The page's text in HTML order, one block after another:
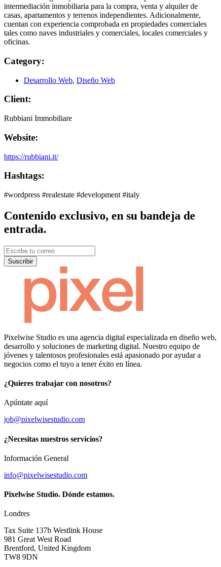
intermediación inmobiliaria para la compra, venta y alquiler de
casas, apartamentos y terrenos independientes. Adicionalmente,
cuentan con experiencia comprobada en propiedades comerciales
tales como naves industriales y comerciales, locales comerciales y
oficinas.
Category:
Desarrollo Web, Diseño Web
Client:
Rubbiani Immobiliare
Website:
https://rubbiani.it/
Hashtags:
#wordpress #realestate #development #italy
Contenido exclusivo, en su bandeja de
entrada.
Suscribir
Pixelwise Studio es una agencia digital especializada en diseño web,
desarrollo y soluciones de marketing digital. Nuestro equipo de
jóvenes y talentosos profesionales está apasionado por ayudar a
negocios como el tuyo a tener éxito en línea.
¿Quieres trabajar con nosotros?
Apúntate aquí
job@pixelwisestudio.com
¿Necesitas nuestros servicios?
Información General
info@pixelwisestudio.com
Pixelwise Studio. Dónde estamos.
Londres
Tax Suite 137b Westlink House
981 Great West Road
Brentford, United Kingdom
TW8 9DN